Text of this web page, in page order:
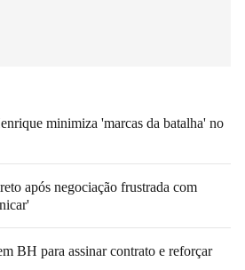
minimiza 'marcas da batalha' no
após negociação frustrada com
BH para assinar contrato e reforçar